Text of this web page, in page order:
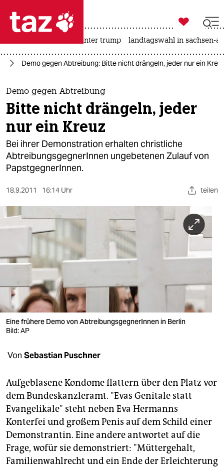
 taz zahl ich
taz zahl ich
themen
politik
öko
gesellschaft
sport
berlin
wahrheit
verlag
verlag
veranstaltungen
shop
unterstützen
abo
genossenschaft
epaper login

taz zahl ich
usa unter trump landtagswahl in sachsen-
Demo gegen Abtreibung: Bitte nicht drängeln, jeder nur ein
Demo gegen Abtreibung
Bitte nicht drängeln, jeder
nur ein Kreuz
Bei ihrer Demonstration erhalten christliche
AbtreibungsgegnerInnen ungebetenen Zulauf von
PapstgegnerInnen.
18.9.2011 16:14 Uhr teilen
Eine frühere Demo von AbtreibungsgegnerInnen in Berlin
Bild: AP
Von Sebastian Puschner
Aufgeblasene Kondome flattern über den Platz vor
dem Bundeskanzleramt. "Evas Genitale statt
Evangelikale" steht neben Eva Hermanns
Konterfei und großem Penis auf dem Schild einer
Demonstrantin. Eine andere antwortet auf die
Frage, wofür sie demonstriert: "Müttergehalt,
Familienwahlrecht und ein Ende der Erleichterung